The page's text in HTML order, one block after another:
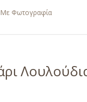
Με Φωτογραφία